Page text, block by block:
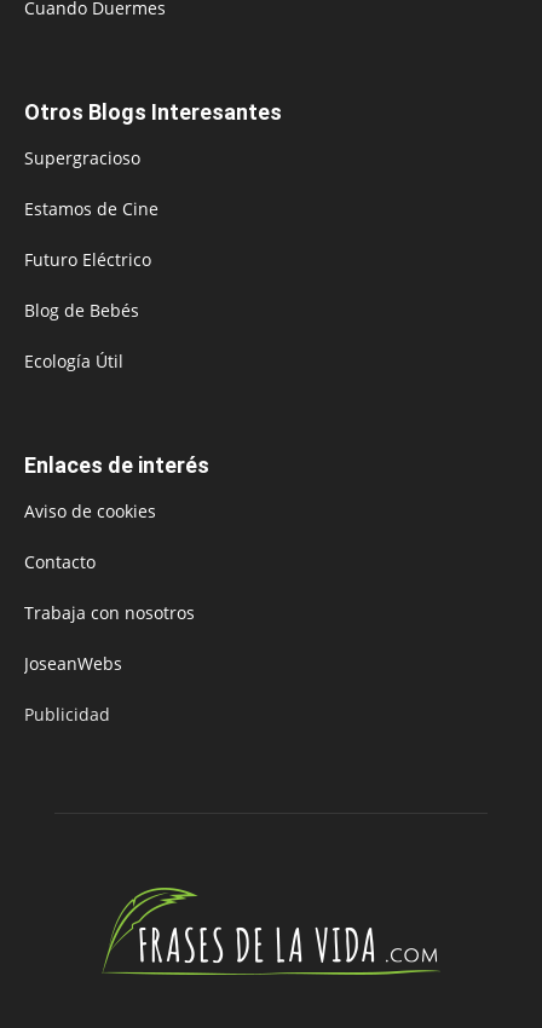
Cuando Duermes
Otros Blogs Interesantes
Supergracioso
Estamos de Cine
Futuro Eléctrico
Blog de Bebés
Ecología Útil
Enlaces de interés
Aviso de cookies
Contacto
Trabaja con nosotros
JoseanWebs
Publicidad